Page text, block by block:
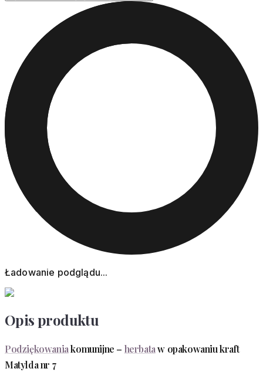
Ładowanie podglądu...
Opis produktu
Podziękowaniakomunijne – herbataw opakowaniu kraft
Matylda nr 7